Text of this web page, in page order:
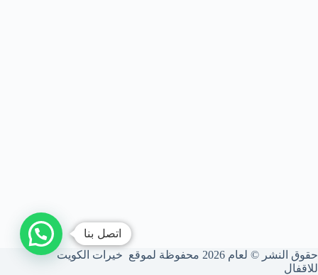
حقوق النشر © لعام 2026 محفوظة لموقع خيرات الكويت
للاقفال
اتصل بنا